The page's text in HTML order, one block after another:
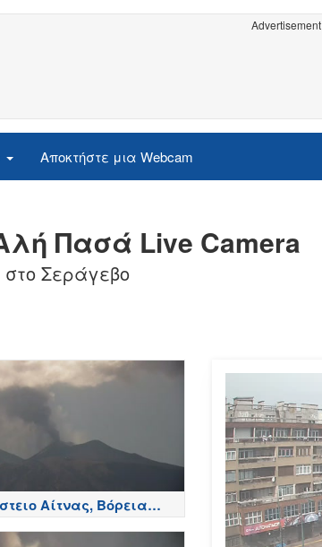
Advertisement
Αποκτήστε μια Webcam
Πασά Live Camera
στο Σεράγεβο
Αίτνας, Βόρεια
- Etna